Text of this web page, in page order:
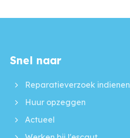
Contactinformatie
Snel naar
Reparatieverzoek indienen
Huur opzeggen
Actueel